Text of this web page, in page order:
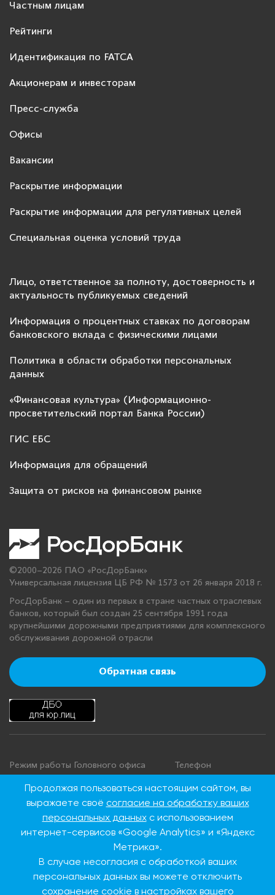
Частным лицам
Рейтинги
Идентификация по FATCA
Акционерам и инвесторам
Пресс-служба
Офисы
Вакансии
Раскрытие информации
Раскрытие информации для регулятивных целей
Специальная оценка условий труда
Лицо, ответственное за полноту, достоверность и
актуальность публикуемых сведений
Информация о процентных ставках по договорам
банковского вклада с физическими лицами
Политика в области обработки персональных
данных
«Финансовая культура» (Информационно-
просветительский портал Банка России)
ГИС ЕБС
Информация для обращений
Защита от рисков на финансовом рынке
©2000–2026 ПАО «РосДорБанк»
Универсальная лицензия ЦБ РФ № 1573 от 26 января 2018 г.
РосДорБанк – один из первых в стране частных отраслевых
банков, который был создан 25 сентября 1991 года
крупнейшими дорожными предприятиями для комплексного
обслуживания дорожной отрасли
Обратная связь
Режим работы Головного офиса
Понедельник - четверг: с 9:00 до
18:00
Суббота, воскресенье: выходные
Телефон
+7 495 276 00 22
8 800 100 00 22
России)
115093, г. Москва, ул.
Продолжая пользоваться настоящим сайтом, вы
выражаете своё согласие на обработку ваших
персональных данныхс использованием
интернет-сервисов «Google Analytics» и «Яндекс
Метрика».
В случае несогласия с обработкой ваших
персональных данных вы можете отключить
сохранение cookie в настройках вашего